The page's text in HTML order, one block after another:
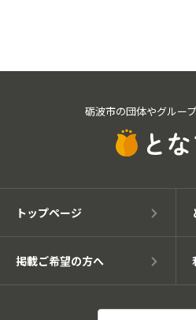
砺波市の団体やグルー
トップページ
掲載ご希望の方へ